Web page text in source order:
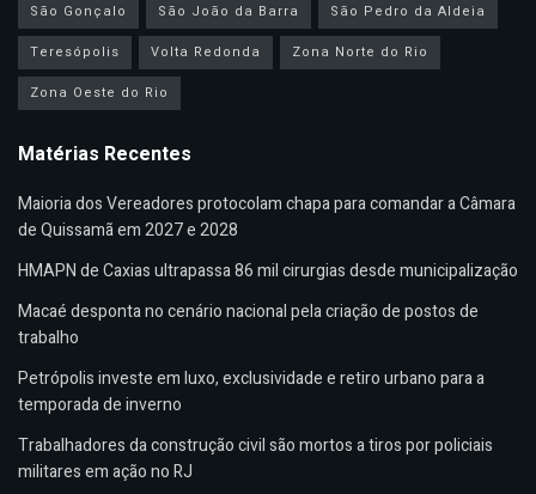
São Gonçalo
São João da Barra
São Pedro da Aldeia
Teresópolis
Volta Redonda
Zona Norte do Rio
Zona Oeste do Rio
Matérias Recentes
Maioria dos Vereadores protocolam chapa para comandar a Câmara
de Quissamã em 2027 e 2028
HMAPN de Caxias ultrapassa 86 mil cirurgias desde municipalização
Macaé desponta no cenário nacional pela criação de postos de
trabalho
Petrópolis investe em luxo, exclusividade e retiro urbano para a
temporada de inverno
Trabalhadores da construção civil são mortos a tiros por policiais
militares em ação no RJ